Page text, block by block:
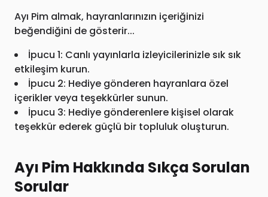
Ayı Pim almak, hayranlarınızın içeriğinizi
beğendiğini de gösterir...
İpucu 1: Canlı yayınlarla izleyicilerinizle sık sık
etkileşim kurun.
İpucu 2: Hediye gönderen hayranlara özel
içerikler veya teşekkürler sunun.
İpucu 3: Hediye gönderenlere kişisel olarak
teşekkür ederek güçlü bir topluluk oluşturun.
Ayı Pim Hakkında Sıkça Sorulan
Sorular